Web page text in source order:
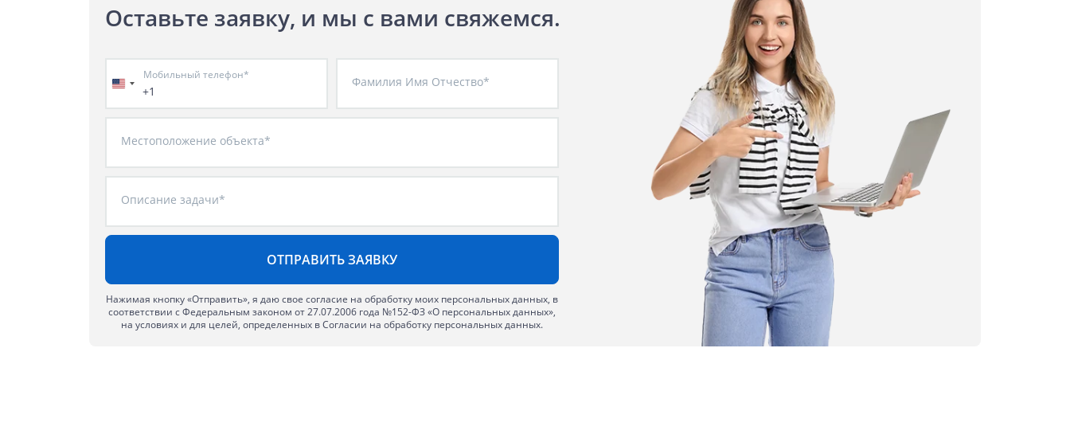
Оставьте заявку, и мы с вами свяжемся.
+1
Мобильный телефон* Фамилия Имя Отчество*
Местоположение объекта*
Описание задачи*
Нажимая кнопку «Отправить», я даю свое согласие на обработку моих персональных данных, в
соответствии с Федеральным законом от 27.07.2006 года №152-ФЗ «О персональных данных»,
на условиях и для целей, определенных в Согласии на обработку персональных данных.